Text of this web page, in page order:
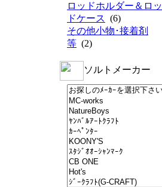
ロッドホルダー＆ロッ
ドケース (6)
その他小物･接着剤
等 (2)
ソルトメーカー